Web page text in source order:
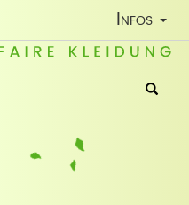
Toggle
Infos